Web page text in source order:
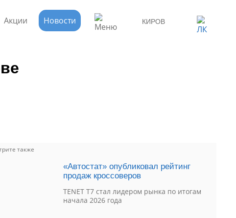
Акции Новости КИРОВ
также
«Автостат» опубликовал рейтинг
продаж кроссоверов
TENET T7 стал лидером рынка по итогам
начала 2026 года